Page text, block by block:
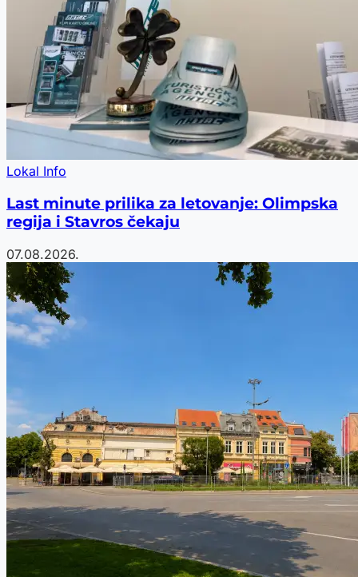
Lokal Info
Last minute prilika za letovanje: Olimpska
regija i Stavros čekaju
07.08.2026.